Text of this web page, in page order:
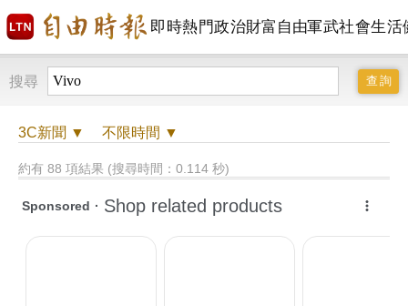
即時熱門政治財富自由軍武社會生活
搜尋
3C新聞 ▼ 不限時間 ▼
約有 88 項結果 (搜尋時間：0.114 秒)